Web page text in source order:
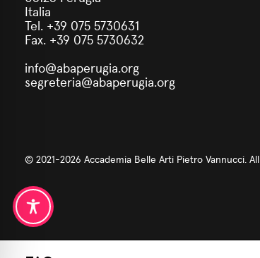
Italia
Tel. +39 075 5730631
Fax. +39 075 5730632
info@abaperugia.org
segreteria@abaperugia.org
© 2021-2026 Accademia Belle Arti Pietro Vannucci.